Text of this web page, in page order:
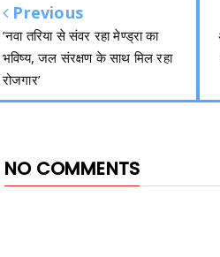
Previous
’नवा तरिया से संवर रहा मेण्ड्रा का
भविष्य, जल संरक्षण के साथ मिल रहा
रोजगार’
NO COMMENTS